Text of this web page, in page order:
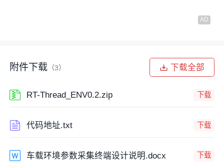
附件下载 （3） 下载全部
RT-Thread_ENV0.2.zip 下载
代码地址.txt 下载
车载环境参数采集终端设计说明.docx 下载